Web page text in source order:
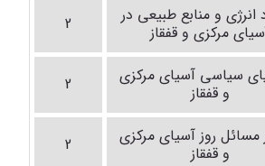
انرژی و منابع طبیعی در
مرکزی و قفقاز
2
سیاسی آسیای مرکزی
و قفقاز
2
مسائل روز آسیای مرکزی
و قفقاز
2